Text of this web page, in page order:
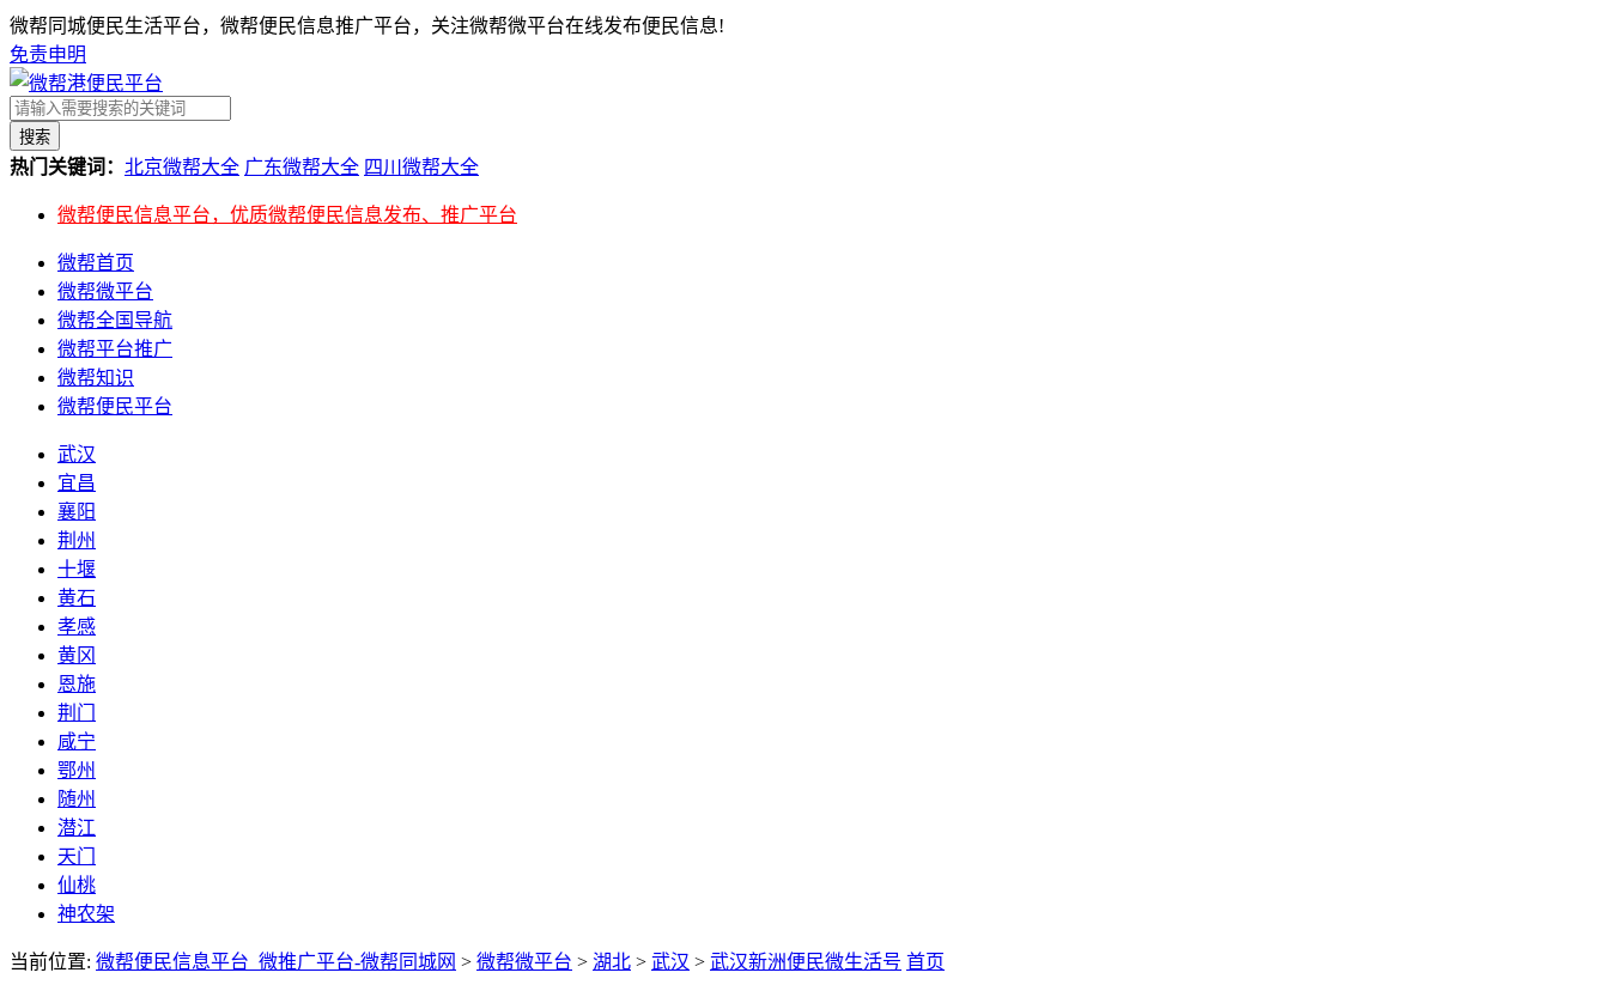
微帮同城便民生活平台，微帮便民信息推广平台，关注微帮微平台在线发布便民信息!
免责申明
搜索
热门关键词： 北京微帮大全 广东微帮大全 四川微帮大全
微帮便民信息平台，优质微帮便民信息发布、推广平台
微帮首页
微帮微平台
微帮全国导航
微帮平台推广
微帮知识
微帮便民平台
武汉
宜昌
襄阳
荆州
十堰
黄石
孝感
黄冈
恩施
荆门
咸宁
鄂州
随州
潜江
天门
仙桃
神农架
当前位置: 微帮便民信息平台_微推广平台-微帮同城网 > 微帮微平台 > 湖北 > 武汉 > 武汉新洲便民微生活号 首页